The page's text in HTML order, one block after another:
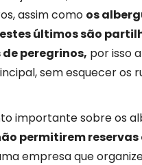
assim como os
últimos são
peregrinos, por isso
sem esquecer os
importante sobre os
permitirem reservas
empresa que